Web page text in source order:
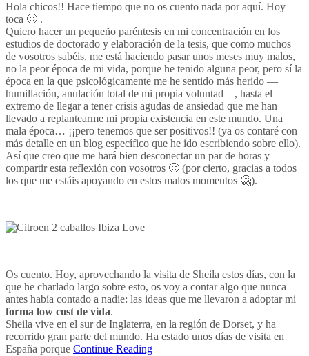
Hola chicos!! Hace tiempo que no os cuento nada por aquí. Hoy
toca 🙂 .
Quiero hacer un pequeño paréntesis en mi concentración en los
estudios de doctorado y elaboración de la tesis, que como muchos
de vosotros sabéis, me está haciendo pasar unos meses muy malos,
no la peor época de mi vida, porque he tenido alguna peor, pero sí la
época en la que psicológicamente me he sentido más herido —
humillación, anulación total de mi propia voluntad—, hasta el
extremo de llegar a tener crisis agudas de ansiedad que me han
llevado a replantearme mi propia existencia en este mundo. Una
mala época… ¡¡pero tenemos que ser positivos!! (ya os contaré con
más detalle en un blog específico que he ido escribiendo sobre ello).
Así que creo que me hará bien desconectar un par de horas y
compartir esta reflexión con vosotros 🙂 (por cierto, gracias a todos
los que me estáis apoyando en estos malos momentos 🤗).
Os cuento. Hoy, aprovechando la visita de Sheila estos días, con la
que he charlado largo sobre esto, os voy a contar algo que nunca
antes había contado a nadie: las ideas que me llevaron a adoptar mi
forma low cost de vida.
Sheila vive en el sur de Inglaterra, en la región de Dorset, y ha
recorrido gran parte del mundo. Ha estado unos días de visita en
España porque Continue Reading